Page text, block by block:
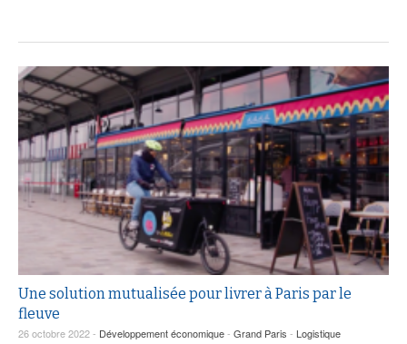
Une solution mutualisée pour livrer à Paris par le
fleuve
26 octobre 2022 - Développement économique- Grand Paris - Logistique